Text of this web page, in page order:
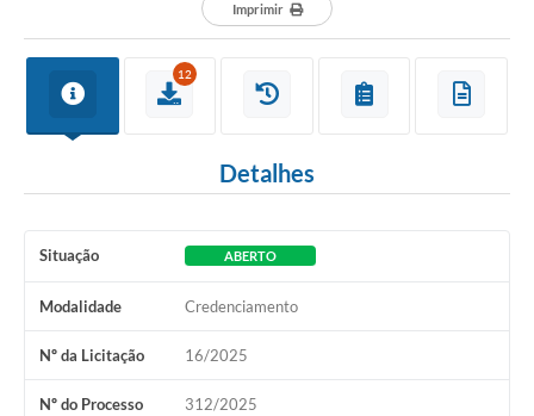
Imprimir
12
Detalhes
Situação ABERTO
Modalidade Credenciamento
Nº da Licitação 16/2025
Nº do Processo 312/2025